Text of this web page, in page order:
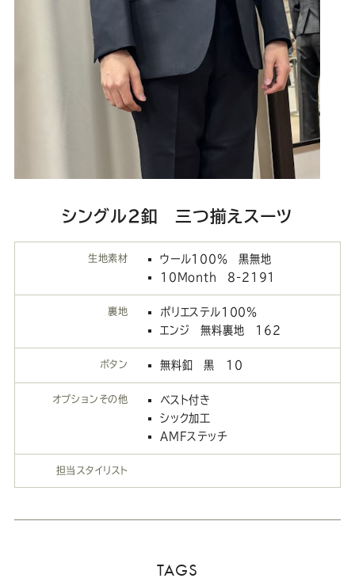
シングル2釦 三つ揃えスーツ
生地素材
ウール100％ 黒無地
10Month 8-2191
裏地
ポリエステル100％
エンジ 無料裏地 162
ボタン 無料釦 黒 10
オプションその他
ベスト付き
シック加工
AMFステッチ
担当スタイリスト
TAGS